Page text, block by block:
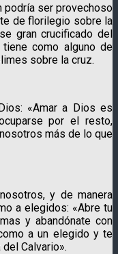
ser provechoso
de florilegio sobre la
gran crucificado del
como alguno de
sobre la cruz.
«Amar a Dios es
por el resto,
más de lo que
y de manera
a elegidos: «Abre tu
y abandónate con
a un elegido y te
Calvario».